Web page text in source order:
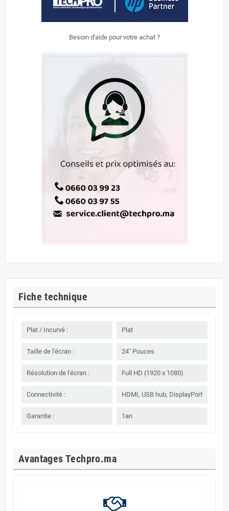
Besoin d'aide pour votre achat ?
Fiche technique
Plat / Incurvé : Plat
Taille de l'écran : 24" Pouces
Résolution de l'écran : Full HD (1920 x 1080)
Connectivité : HDMI, USB hub, DisplayPort
Garantie : 1an
Avantages Techpro.ma